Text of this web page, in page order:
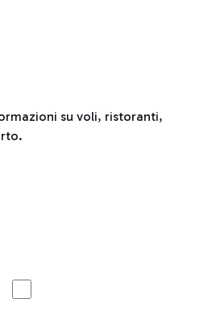
su voli, ristoranti,